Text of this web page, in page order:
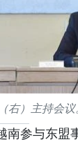
右）主持会
参与东盟